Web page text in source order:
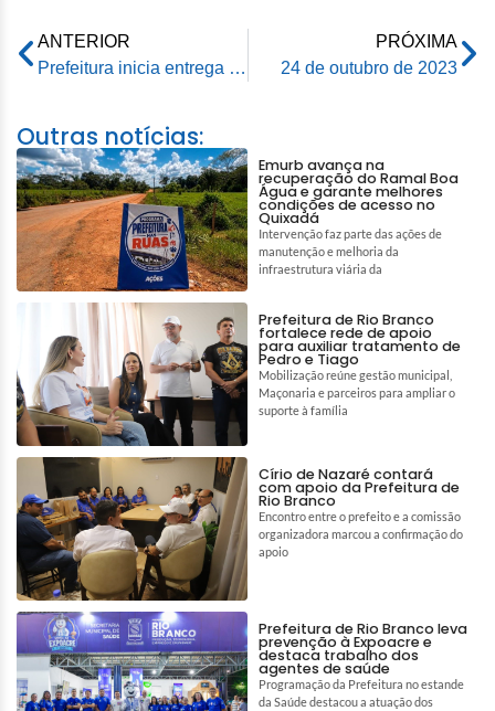
ANTERIOR
Prefeitura inicia entrega dos mais de 17 mil itens às famílias que foram atingidas pelas enxurradas e cheia do rio Acre
PRÓXIMA
24 de outubro de 2023
Outras notícias:
Emurb avança na
recuperação do Ramal Boa
Água e garante melhores
condições de acesso no
Quixadá
Intervenção faz parte das ações de
manutenção e melhoria da
infraestrutura viária da
Prefeitura de Rio Branco
fortalece rede de apoio
para auxiliar tratamento de
Pedro e Tiago
Mobilização reúne gestão municipal,
Maçonaria e parceiros para ampliar o
suporte à família
Círio de Nazaré contará
com apoio da Prefeitura de
Rio Branco
Encontro entre o prefeito e a comissão
organizadora marcou a confirmação do
apoio
Prefeitura de Rio Branco leva
prevenção à Expoacre e
destaca trabalho dos
agentes de saúde
Programação da Prefeitura no estande
da Saúde destacou a atuação dos